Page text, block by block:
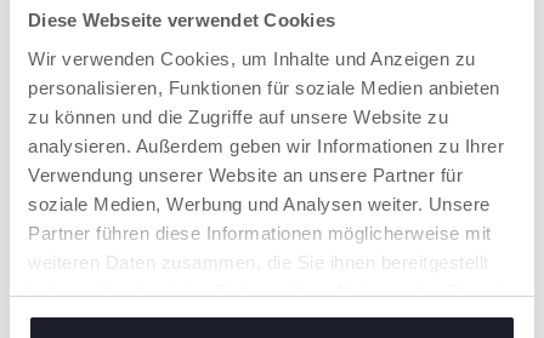
Diese Webseite verwendet Cookies
Wir verwenden Cookies, um Inhalte und Anzeigen zu
personalisieren, Funktionen für soziale Medien anbieten
zu können und die Zugriffe auf unsere Website zu
analysieren. Außerdem geben wir Informationen zu Ihrer
Verwendung unserer Website an unsere Partner für
soziale Medien, Werbung und Analysen weiter. Unsere
Partner führen diese Informationen möglicherweise mit
weiteren Daten zusammen, die Sie ihnen bereitgestellt
haben oder die sie im Rahmen Ihrer Nutzung der Dienste
gesammelt haben.
einer Körpergröße
von 150 cm mit. Ab
100 cm (ca. 4 Jahre)
wird er zu einer
vollwertigen
Sitzerhöhung, die für
größere Kinder ohne
Basis verwendet
werden kann.